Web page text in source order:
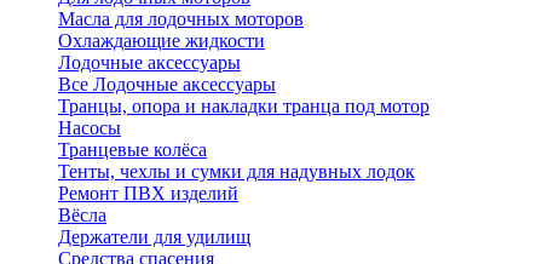
Масла для лодочных моторов
Охлаждающие жидкости
Лодочные аксессуары
Все Лодочные аксессуары
Транцы, опора и накладки транца под мотор
Насосы
Транцевые колёса
Тенты, чехлы и сумки для надувных лодок
Ремонт ПВХ изделий
Вёсла
Держатели для удилищ
Средства спасения